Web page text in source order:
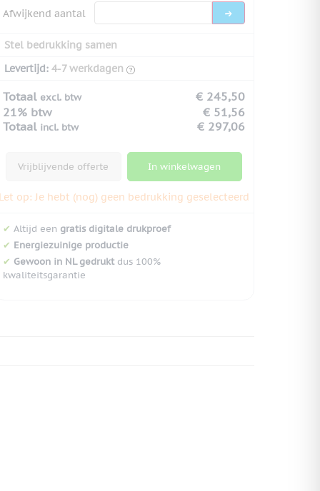
Afwijkend aantal
Stel bedrukking samen
Levertijd: 4-7 werkdagen
Totaal excl. btw
€ 245,50
21% btw
€ 51,56
Totaal incl. btw € 297,06
Vrijblijvende offerte In winkelwagen
Let op: Je hebt (nog) geen bedrukking geselecteerd
✔ Altijd een gratis digitale drukproef
✔ Energiezuinige productie
✔ Gewoon in NL gedruktdus 100%
kwaliteitsgarantie